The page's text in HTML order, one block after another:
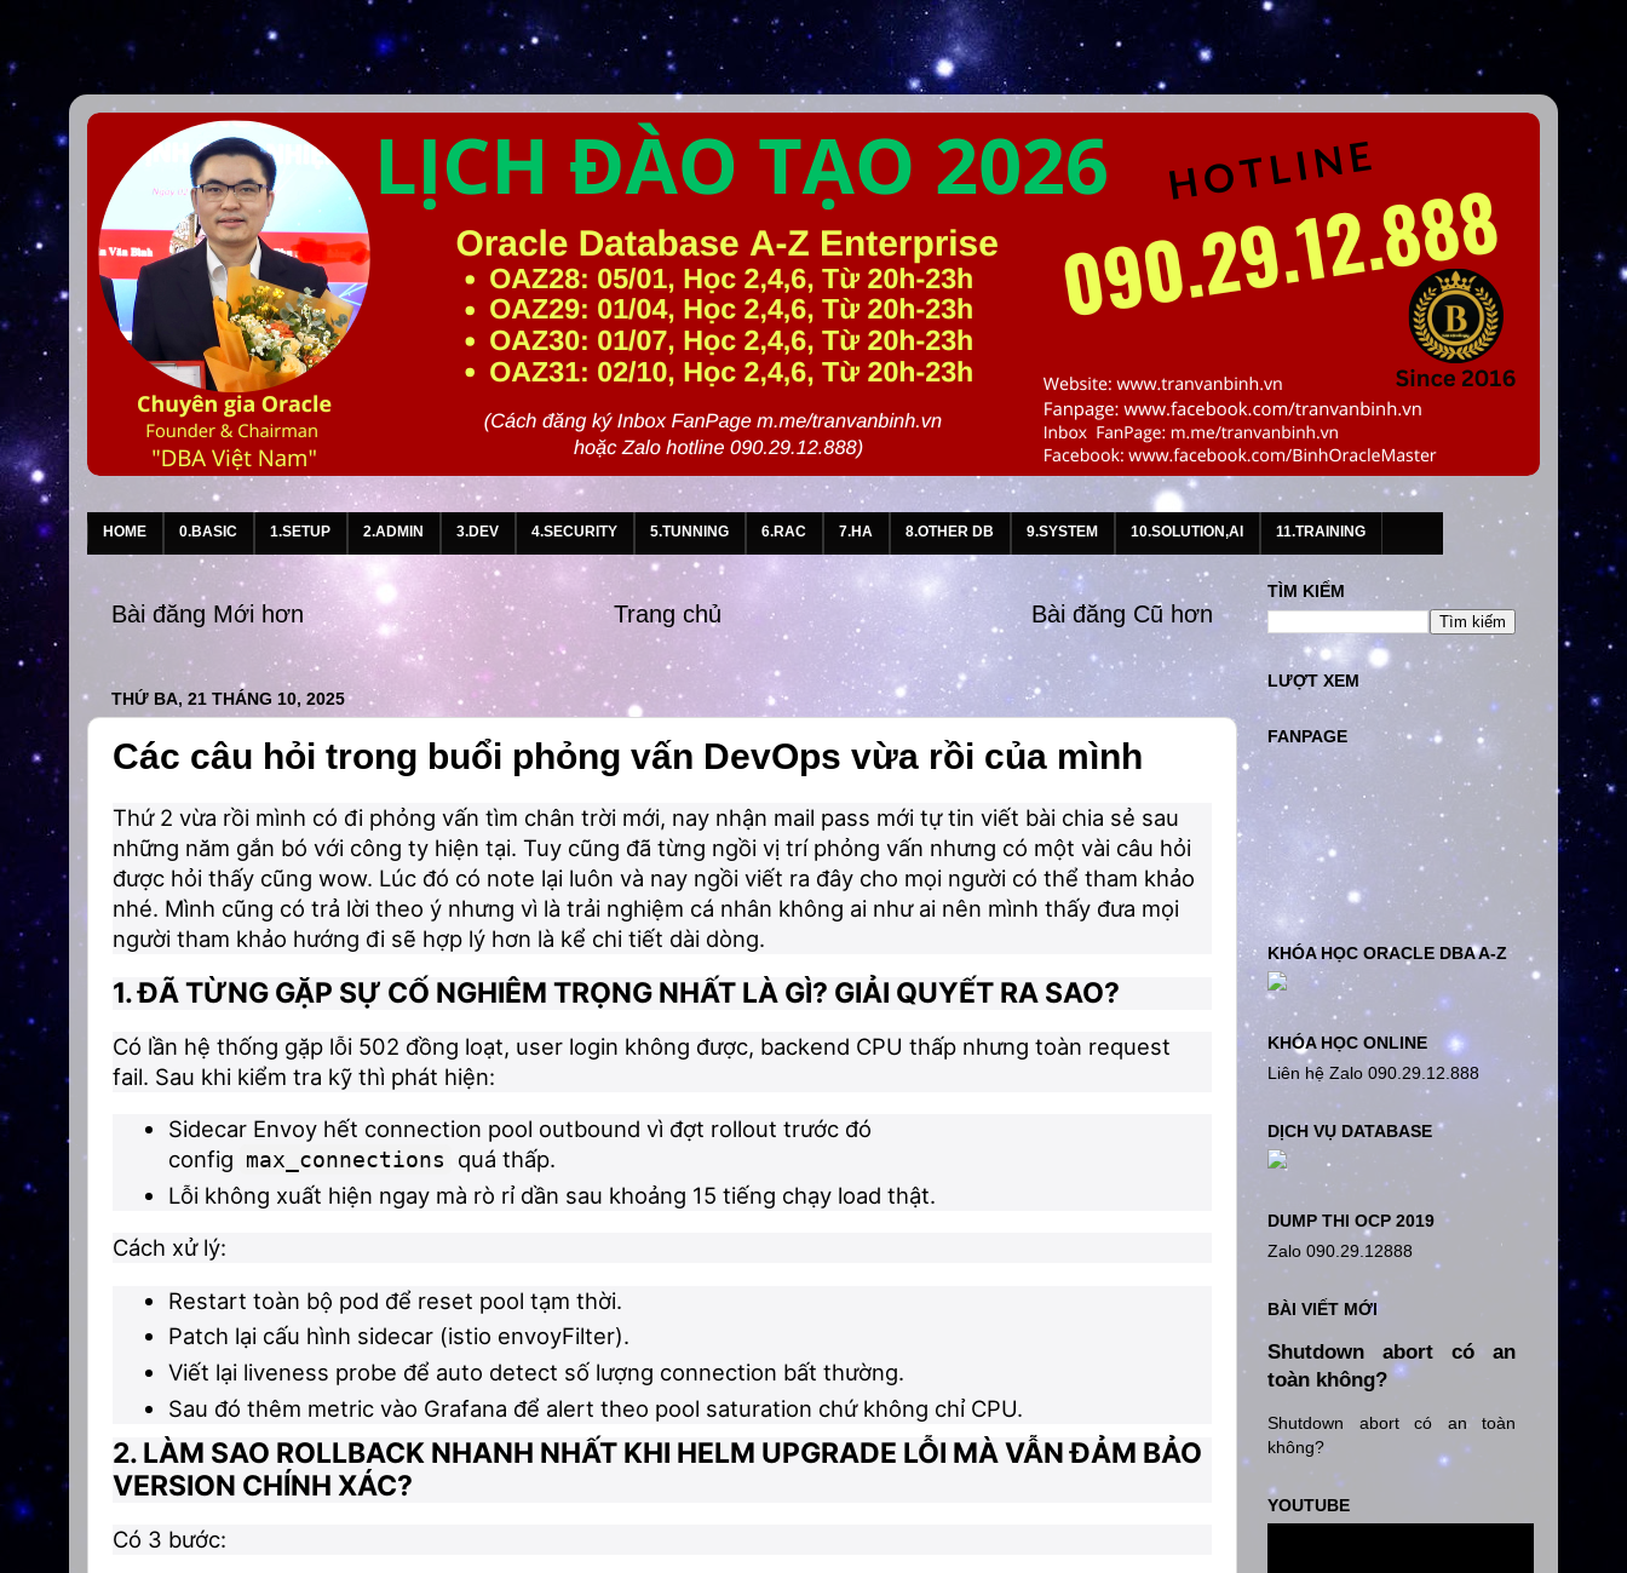
HOME 0.BASIC 1.SETUP 2.ADMIN 3.DEV 4.SECURITY 5.TUNNING 6.RAC 7.HA 8.OTHER DB 9.SYSTEM 10.SOLUTION,AI 11.TRAINING
Bài đăng Mới hơn Bài đăng Cũ hơn
Trang chủ
THỨ BA, 21 THÁNG 10, 2025
Các câu hỏi trong buổi phỏng vấn DevOps vừa rồi của mình
Thứ 2 vừa rồi mình có đi phỏng vấn tìm chân trời mới, nay nhận mail pass mới tự tin viết bài chia sẻ sau
những năm gắn bó với công ty hiện tại. Tuy cũng đã từng ngồi vị trí phỏng vấn nhưng có một vài câu hỏi
được hỏi thấy cũng wow. Lúc đó có note lại luôn và nay ngồi viết ra đây cho mọi người có thể tham khảo
nhé. Mình cũng có trả lời theo ý nhưng vì là trải nghiệm cá nhân không ai như ai nên mình thấy đưa mọi
người tham khảo hướng đi sẽ hợp lý hơn là kể chi tiết dài dòng.
1. ĐÃ TỪNG GẶP SỰ CỐ NGHIÊM TRỌNG NHẤT LÀ GÌ? GIẢI QUYẾT RA SAO?
Có lần hệ thống gặp lỗi 502 đồng loạt, user login không được, backend CPU thấp nhưng toàn request
fail. Sau khi kiểm tra kỹ thì phát hiện:
Sidecar Envoy hết connection pool outbound vì đợt rollout trước đó
config max_connections
quá thấp.
Lỗi không xuất hiện ngay mà rò rỉ dần sau khoảng 15 tiếng chạy load thật.
Cách xử lý:
Restart toàn bộ pod để reset pool tạm thời.
Patch lại cấu hình sidecar (istio envoyFilter).
Viết lại liveness probe để auto detect số lượng connection bất thường.
Sau đó thêm metric vào Grafana để alert theo pool saturation chứ không chỉ CPU.
2. LÀM SAO ROLLBACK NHANH NHẤT KHI HELM UPGRADE LỖI MÀ VẪN ĐẢM BẢO
VERSION CHÍNH XÁC?
Có 3 bước:
TÌM KIẾM
LƯỢT XEM
FANPAGE
KHÓA HỌC ORACLE DBA A-Z
KHÓA HỌC ONLINE
Liên hệ Zalo 090.29.12.888
DỊCH VỤ DATABASE
DUMP THI OCP 2019
Zalo 090.29.12888
BÀI VIẾT MỚI
Shutdown abort có an
toàn không?
Shutdown abort có an toàn
không?
YOUTUBE